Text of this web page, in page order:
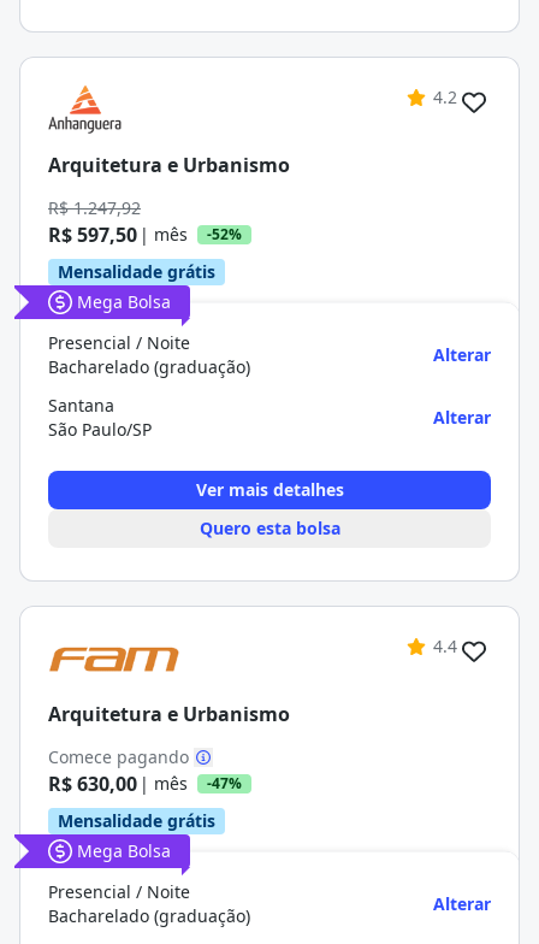
4.2
Arquitetura e Urbanismo
R$ 1.247,92
R$ 597,50 | mês -52%
Mensalidade grátis
Mega Bolsa
Presencial / Noite
Bacharelado (graduação)
Alterar
Santana
São Paulo/SP
Alterar
Ver mais detalhes
Quero esta bolsa
4.4
Arquitetura e Urbanismo
Comece pagando
R$ 630,00 | mês -47%
Mensalidade grátis
Mega Bolsa
Presencial / Noite
Bacharelado (graduação)
Alterar